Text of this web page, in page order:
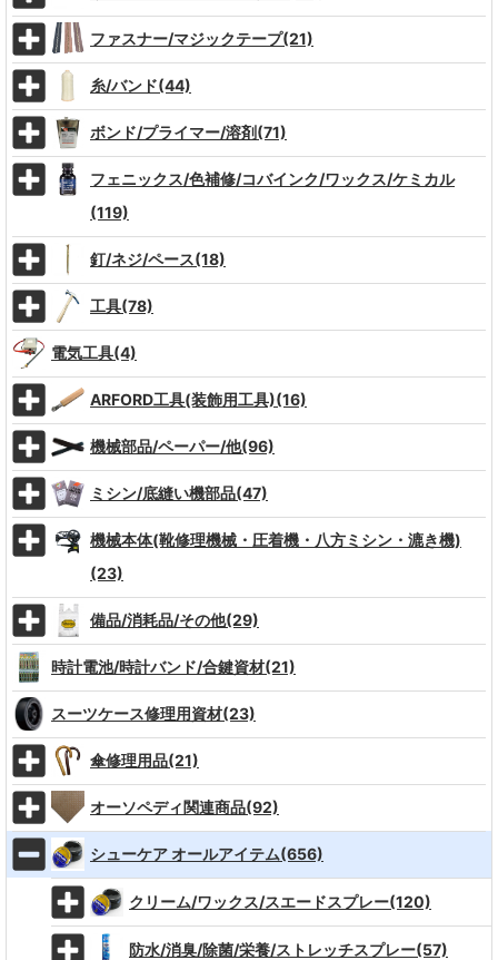
ファスナー/マジックテープ(21)
糸/バンド(44)
ボンド/プライマー/溶剤(71)
フェニックス/色補修/コバインク/ワックス/ケミカル
(119)
釘/ネジ/ペース(18)
工具(78)
電気工具(4)
ARFORD工具(装飾用工具)(16)
機械部品/ペーパー/他(96)
ミシン/底縫い機部品(47)
機械本体(靴修理機械・圧着機・八方ミシン・漉き機)
(23)
備品/消耗品/その他(29)
時計電池/時計バンド/合鍵資材(21)
スーツケース修理用資材(23)
傘修理用品(21)
オーソペディ関連商品(92)
シューケア オールアイテム(656)
クリーム/ワックス/スエードスプレー(120)
防水/消臭/除菌/栄養/ストレッチスプレー(57)